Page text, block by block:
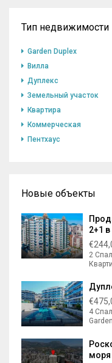
Тип недвижимости
Garden Duplex
Вилла
Дуплекс
Земельный участок
Квартира
Коммерческая
Пентхаус
Новые объекты
2+1
2
4
моря